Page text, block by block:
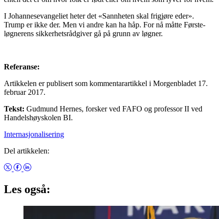
I Johannesevangeliet heter det «Sannheten skal frigjøre eder».
Trump er ikke der. Men vi andre kan ha håp. For nå måtte Første-
løgnerens sikkerhetsrådgiver gå på grunn av løgner.
Referanse:
Artikkelen er publisert som kommentarartikkel i Morgenbladet 17.
februar 2017.
Tekst: Gudmund Hernes, forsker ved FAFO og professor II ved
Handelshøyskolen BI.
Internasjonalisering
Del artikkelen:
Les også: